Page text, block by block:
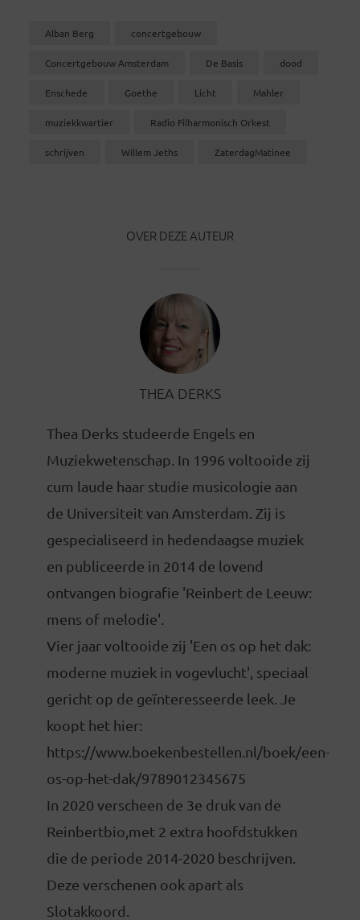
Alban Berg concertgebouw
Concertgebouw Amsterdam De Basis dood
Enschede Goethe Licht Mahler
muziekkwartier Radio Filharmonisch Orkest
schrijven Willem Jeths ZaterdagMatinee
OVER DEZE AUTEUR
THEA DERKS
Thea Derks studeerde Engels en
Muziekwetenschap. In 1996 voltooide zij
cum laude haar studie musicologie aan
de Universiteit van Amsterdam. Zij is
gespecialiseerd in hedendaagse muziek
en publiceerde in 2014 de lovend
ontvangen biografie 'Reinbert de Leeuw:
mens of melodie'.
Vier jaar voltooide zij 'Een os op het dak:
moderne muziek in vogevlucht', speciaal
gericht op de geïnteresseerde leek. Je
koopt het hier:
https://www.boekenbestellen.nl/boek/een-
os-op-het-dak/9789012345675
In 2020 verscheen de 3e druk van de
Reinbertbio,met 2 extra hoofdstukken
die de periode 2014-2020 beschrijven.
Deze verschenen ook apart als
Slotakkoord.